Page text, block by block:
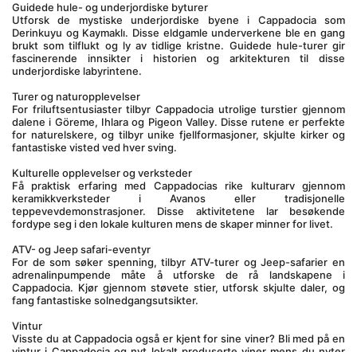
Guidede hule- og underjordiske byturer
Utforsk de mystiske underjordiske byene i Cappadocia som
Derinkuyu og Kaymaklı. Disse eldgamle underverkene ble en gang
brukt som tilflukt og ly av tidlige kristne. Guidede hule-turer gir
fascinerende innsikter i historien og arkitekturen til disse
underjordiske labyrintene.
Turer og naturopplevelser
For friluftsentusiaster tilbyr Cappadocia utrolige turstier gjennom
dalene i Göreme, Ihlara og Pigeon Valley. Disse rutene er perfekte
for naturelskere, og tilbyr unike fjellformasjoner, skjulte kirker og
fantastiske visted ved hver sving.
Kulturelle opplevelser og verksteder
Få praktisk erfaring med Cappadocias rike kulturarv gjennom
keramikkverksteder i Avanos eller tradisjonelle
teppevevdemonstrasjoner. Disse aktivitetene lar besøkende
fordype seg i den lokale kulturen mens de skaper minner for livet.
ATV- og Jeep safari-eventyr
For de som søker spenning, tilbyr ATV-turer og Jeep-safarier en
adrenalinpumpende måte å utforske de rå landskapene i
Cappadocia. Kjør gjennom støvete stier, utforsk skjulte daler, og
fang fantastiske solnedgangsutsikter.
Vintur
Visste du at Cappadocia også er kjent for sine viner? Bli med på en